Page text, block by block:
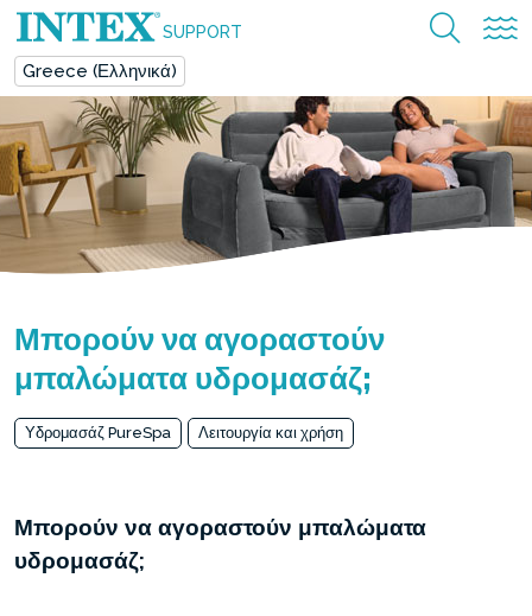
SUPPORT
Greece (Ελληνικά)
Μπορούν να αγοραστούν
μπαλώματα υδρομασάζ;
Υδρομασάζ PureSpa Λειτουργία και χρήση
Μπορούν να αγοραστούν μπαλώματα
υδρομασάζ;